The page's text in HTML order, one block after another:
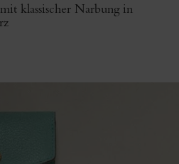
klassischer Narbung in